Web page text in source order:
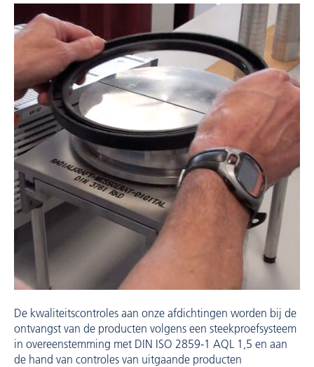
De kwaliteitscontroles aan onze afdichtingen worden bij de
ontvangst van de producten volgens een steekproefsysteem
in overeenstemming met DIN ISO 2859-1 AQL 1,5 en aan
de hand van controles van uitgaande producten